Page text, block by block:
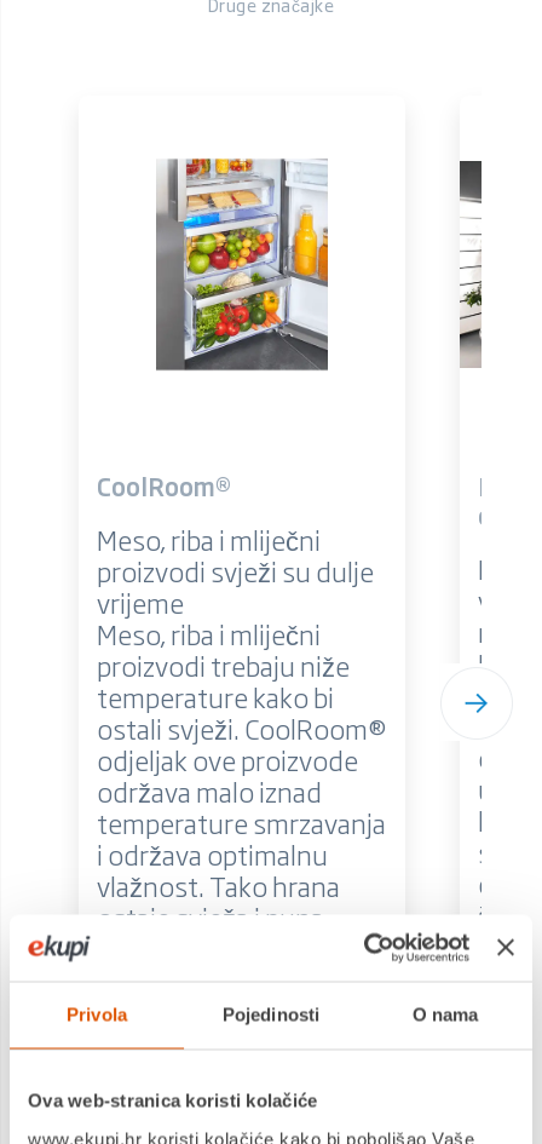
Privola Pojedinosti O nama
Ova web-stranica koristi kolačiće
www.ekupi.hr koristi kolačiće kako bi poboljšao Vaše
CoolRoom®
Meso, riba i mliječni
proizvodi svježi su dulje
vrijeme
Meso, riba i mliječni
proizvodi trebaju niže
temperature kako bi
ostali svježi. CoolRoom®
odjeljak ove proizvode
održava malo iznad
temperature smrzavanja
i održava optimalnu
vlažnost. Tako hrana
ostaje svježa i puna
se
u
koja
šarki